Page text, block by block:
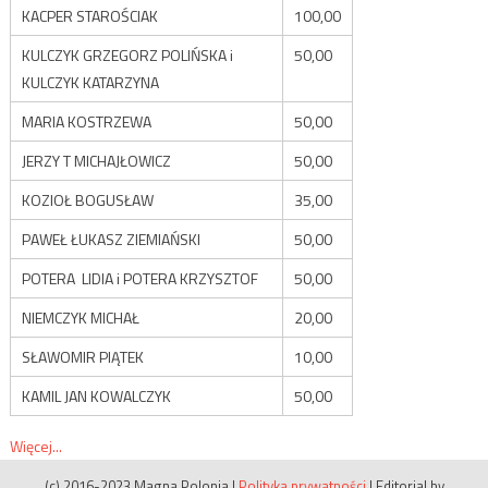
KACPER STAROŚCIAK
100,00
KULCZYK GRZEGORZ POLIŃSKA i
KULCZYK KATARZYNA
50,00
MARIA KOSTRZEWA
50,00
JERZY T MICHAJŁOWICZ
50,00
KOZIOŁ BOGUSŁAW
35,00
PAWEŁ ŁUKASZ ZIEMIAŃSKI
50,00
POTERA LIDIA i POTERA KRZYSZTOF
50,00
NIEMCZYK MICHAŁ
20,00
SŁAWOMIR PIĄTEK
10,00
KAMIL JAN KOWALCZYK
50,00
Więcej...